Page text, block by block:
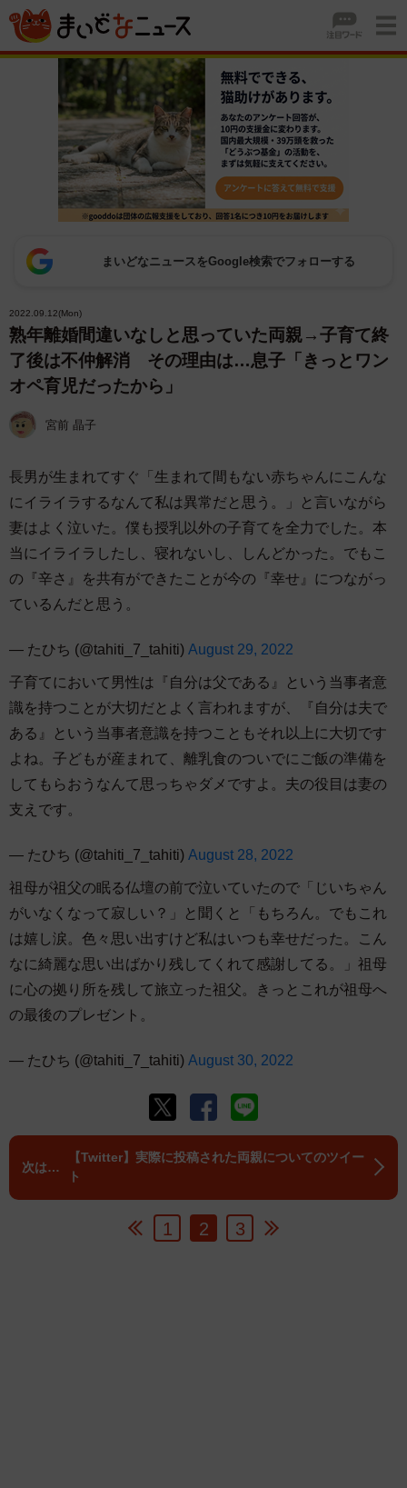
まいどなニュースをGoogle検索でフォローする
2022.09.12(Mon)
熟年離婚間違いなしと思っていた両親→子育て終
了後は不仲解消 その理由は…息子「きっとワン
オペ育児だったから」
宮前 晶子
長男が生まれてすぐ「生まれて間もない赤ちゃんにこんな
にイライラするなんて私は異常だと思う。」と言いながら
妻はよく泣いた。僕も授乳以外の子育てを全力でした。本
当にイライラしたし、寝れないし、しんどかった。でもこ
の『辛さ』を共有ができたことが今の『幸せ』につながっ
ているんだと思う。
— たひち (@tahiti_7_tahiti) August 29, 2022
子育てにおいて男性は『自分は父である』という当事者意
識を持つことが大切だとよく言われますが、『自分は夫で
ある』という当事者意識を持つこともそれ以上に大切です
よね。子どもが産まれて、離乳食のついでにご飯の準備を
してもらおうなんて思っちゃダメですよ。夫の役目は妻の
支えです。
— たひち (@tahiti_7_tahiti) August 28, 2022
祖母が祖父の眠る仏壇の前で泣いていたので「じいちゃん
がいなくなって寂しい？」と聞くと「もちろん。でもこれ
は嬉し涙。色々思い出すけど私はいつも幸せだった。こん
なに綺麗な思い出ばかり残してくれて感謝してる。」祖母
に心の拠り所を残して旅立った祖父。きっとこれが祖母へ
の最後のプレゼント。
— たひち (@tahiti_7_tahiti) August 30, 2022
【Twitter】実際に投稿された両親についてのツイー
ト
1 2 3